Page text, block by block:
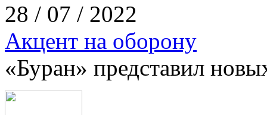
28 / 07 / 2022
Акцент на оборону
«Буран» представил